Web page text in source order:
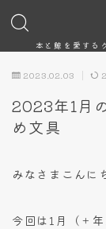
本と鯨を愛する
2023.02.03
2023年1月
め文具
みなさまこんに
今回は1月（＋